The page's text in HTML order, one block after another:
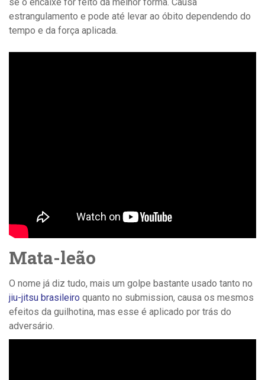
estrangulamento e pode até levar ao óbito dependendo do
tempo e da força aplicada.
Mata-leão
O nome já diz tudo, mais um golpe bastante usado tanto no
jiu-jitsu brasileiro quanto no submission, causa os mesmos
efeitos da guilhotina, mas esse é aplicado por trás do
adversário.